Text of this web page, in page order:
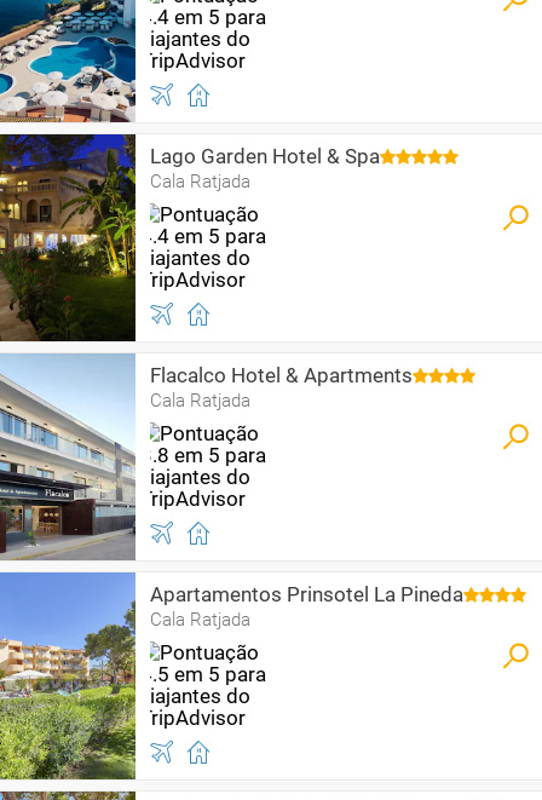
Lago Garden Hotel & Spa
Cala Ratjada
Flacalco Hotel & Apartments
Cala Ratjada
Apartamentos Prinsotel La Pineda
Cala Ratjada